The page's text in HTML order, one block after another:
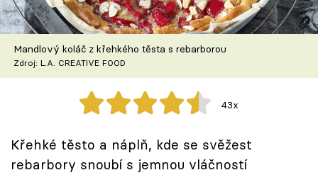
Škola vaření
Recepty z TV
Speciál: Cuketa
Těhotnej kuchař
Sledujte prima+
Mandlový koláč z křehkého těsta s rebarborou
Zdroj: L.A. CREATIVE FOOD
43x
Křehké těsto a náplň, kde se svěžest
rebarbory snoubí s jemnou vláčností